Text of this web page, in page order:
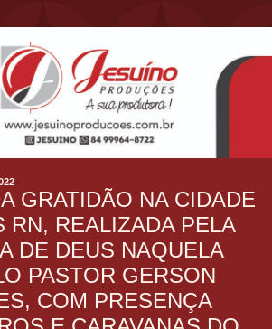
GRATIDÃO NA CIDADE
RN, REALIZADA PELA
DE DEUS NAQUELA
PASTOR GERSON
COM PRESENÇA